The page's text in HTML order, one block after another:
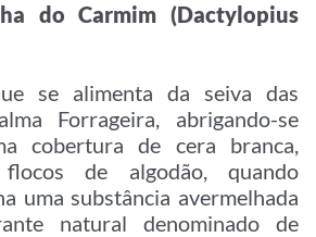
do Carmim (Dactylopius
se alimenta da seiva das
Forrageira, abrigando-se
cobertura de cera branca,
de algodão, quando
uma substância avermelhada
natural denominado de